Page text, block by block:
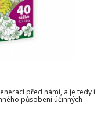
před námi, a je tedy i
působení účinných